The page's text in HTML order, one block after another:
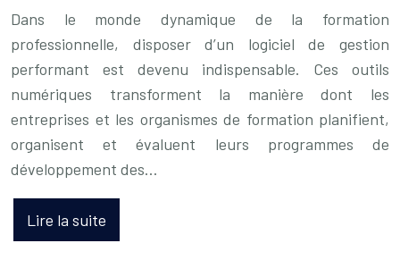
Dans le monde dynamique de la formation
professionnelle, disposer d’un logiciel de gestion
performant est devenu indispensable. Ces outils
numériques transforment la manière dont les
entreprises et les organismes de formation planifient,
organisent et évaluent leurs programmes de
développement des…
Lire la suite